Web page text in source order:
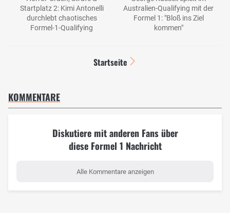
Startplatz 2: Kimi Antonelli
durchlebt chaotisches
Formel-1-Qualifying
Australien-Qualifying mit der
Formel 1: "Bloß ins Ziel
kommen"
Startseite
KOMMENTARE
Diskutiere mit anderen Fans über
diese Formel 1 Nachricht
Alle Kommentare anzeigen